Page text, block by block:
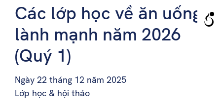
Các lớp học về ăn uống
lành mạnh năm 2026
(Quý 1)
Ngày 22 tháng 12 năm 2025
Lớp học & hội thảo